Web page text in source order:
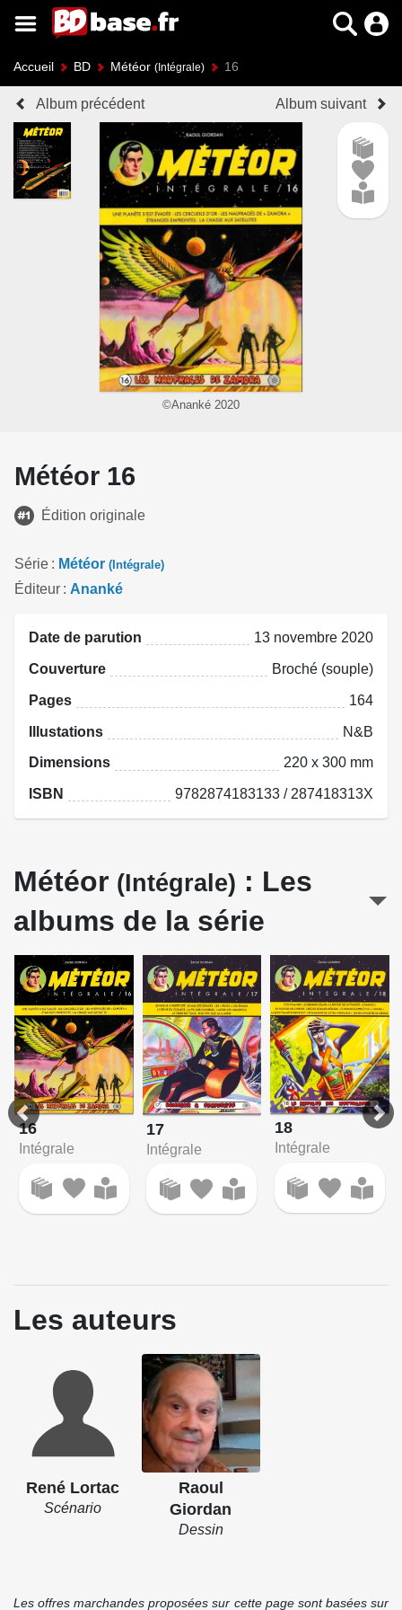
Accueil BD Météor (Intégrale) 16
Album précédent Album suivant
©Ananké 2020
Météor 16
Édition originale
Série Météor (Intégrale)
Éditeur Ananké
Date de parution 13 novembre 2020
Couverture Broché (souple)
Pages 164
Illustations N&B
Dimensions 220 x 300 mm
ISBN 9782874183133 / 287418313X
Météor (Intégrale) : Les
albums de la série
16
Intégrale
17
Intégrale
18
Intégrale
Les auteurs
René Lortac
Scénario
Raoul
Giordan
Dessin
Les offres marchandes proposées sur cette page sont basées sur